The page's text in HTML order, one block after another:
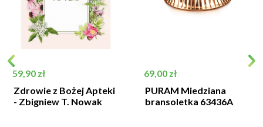
Cena
59,90 zł
Zdrowie z Bożej Apteki
- Zbigniew T. Nowak
Cena
69,00 zł
PURAM Miedziana
bransoletka 63436A